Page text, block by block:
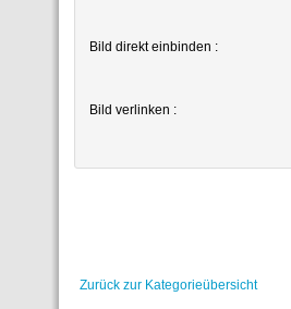
Bild direkt einbinden :
Bild verlinken :
Zurück zur Kategorieübersicht